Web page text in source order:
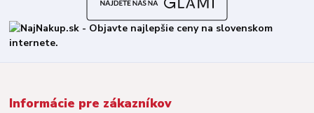
Informácie pre zákazníkov